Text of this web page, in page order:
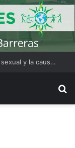
Thiago Medina fue imputado por abuso sexual y la causa continúa bajo investigación judicial